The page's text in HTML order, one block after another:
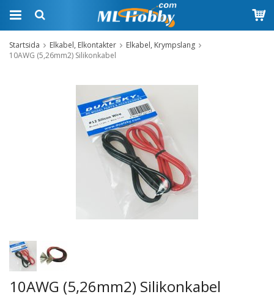
Startsida Elkabel, Elkontakter
Elkabel, Krympslang
10AWG (5,26mm2) Silikonkabel
10AWG (5,26mm2) Silikonkabel